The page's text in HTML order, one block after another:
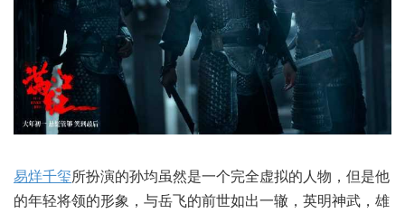
易烊千玺所扮演的孙均虽然是一个完全虚拟的人物，但是他
的年轻将领的形象，与岳飞的前世如出一辙，英明神武，雄